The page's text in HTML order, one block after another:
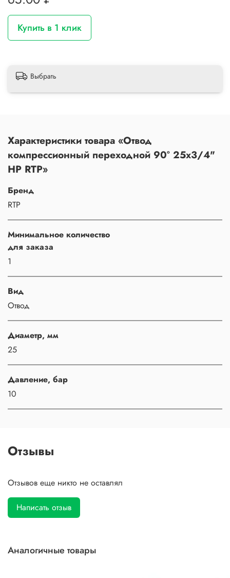
Купить в 1 клик
Выбрать
Характеристики товара «Отвод
компрессионный переходной 90° 25х3/4"
НР RTP»
Бренд
RTP
Минимальное количество
для заказа
1
Вид
Отвод
Диаметр, мм
25
Давление, бар
10
Отзывы
Отзывов еще никто не оставлял
Написать отзыв
Аналогичные товары